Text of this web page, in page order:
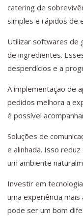
catering de
simples e rápidos de
Utilizar softwares de
de ingredientes.
desperdícios e a
A implementação de
pedidos melhora a
é possível
Soluções de
e alinhada. Isso
um ambiente
Investir em
uma experiência
pode ser um bom